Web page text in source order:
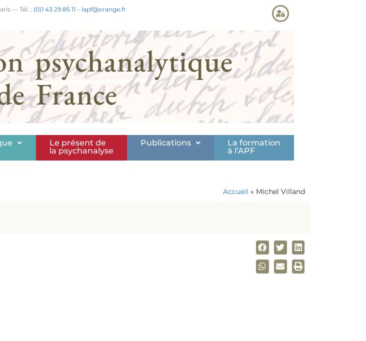
— Tél. : (0)1 43 29 85 11 – lapf@orange.fr
psychanalytique
France
Le présent de
la psychanalyse
Publications
La formation
à l’APF
Accueil » Michel Villand